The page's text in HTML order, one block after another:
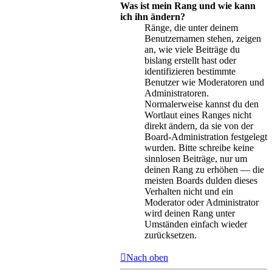
Was ist mein Rang und wie kann
ich ihn ändern?
Ränge, die unter deinem
Benutzernamen stehen, zeigen
an, wie viele Beiträge du
bislang erstellt hast oder
identifizieren bestimmte
Benutzer wie Moderatoren und
Administratoren.
Normalerweise kannst du den
Wortlaut eines Ranges nicht
direkt ändern, da sie von der
Board-Administration festgelegt
wurden. Bitte schreibe keine
sinnlosen Beiträge, nur um
deinen Rang zu erhöhen — die
meisten Boards dulden dieses
Verhalten nicht und ein
Moderator oder Administrator
wird deinen Rang unter
Umständen einfach wieder
zurücksetzen.
Nach oben